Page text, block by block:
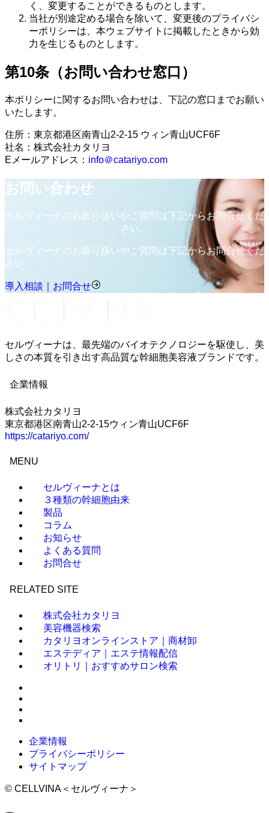
く、変更することができるものとします。
当社が別途定める場合を除いて、変更後のプライバシ
ーポリシーは、本ウェブサイトに掲載したときから効
力を生じるものとします。
第10条（お問い合わせ窓口）
本ポリシーに関するお問い合わせは、下記の窓口までお願い
いたします。
住所：東京都港区南青山2-2-15 ウィン青山UCF6F
社名：株式会社カタリヨ
Eメールアドレス： info＠catariyo.com
お問い合わせ
セルヴィーナのお取り扱いやご質問は下記からお問合せくだ
さい。
セルヴィーナのお取り扱いやご質問は下記からお問合せくだ
さい。
導入相談｜お問合せ
セルヴィーナは、最先端のバイオテクノロジーを駆使し、美
しさの本質を引き出す高品質な幹細胞美容液ブランドです。
企業情報
株式会社カタリヨ
東京都港区南青山2-2-15ウィン青山UCF6F
https://catariyo.com/
MENU
セルヴィーナとは
３種類の幹細胞由来
製品
コラム
お知らせ
よくある質問
お問合せ
RELATED SITE
株式会社カタリヨ
美容機器検索
カタリヨオンラインストア｜商材卸
エステディア｜エステ情報配信
オリトリ｜おすすめサロン検索
企業情報
プライバシーポリシー
サイトマップ
© CELLVINA＜セルヴィーナ＞